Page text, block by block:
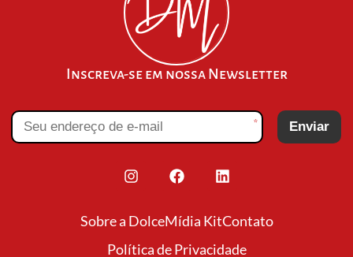
Inscreva-se em nossa Newsletter
* Enviar
Sobre a DolceMídia KitContato
Política de Privacidade